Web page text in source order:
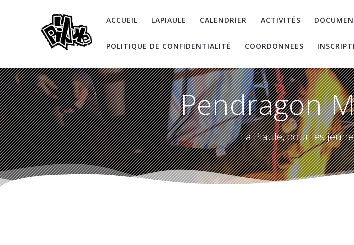
ACCUEIL LAPIAULE CALENDRIER ACTIVITÉS
POLITIQUE DE CONFIDENTIALITÉ COORDONNEES
Pendragon
La Piaule, pour les